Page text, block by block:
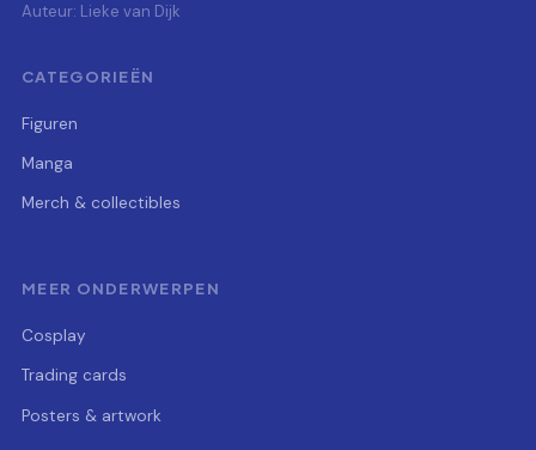
Auteur: Lieke van Dijk
CATEGORIEËN
Figuren
Manga
Merch & collectibles
MEER ONDERWERPEN
Cosplay
Trading cards
Posters & artwork